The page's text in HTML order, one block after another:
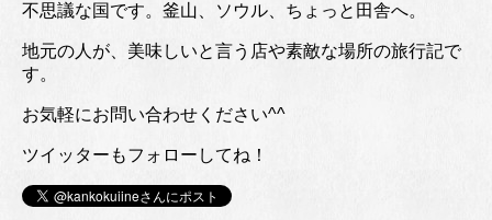
不思議な国です。釜山、ソウル、ちょっと田舎へ。
地元の人が、美味しいと言う店や素敵な場所の旅行記で
す。
お気軽にお問い合わせください^^
ツイッターもフォローしてね！